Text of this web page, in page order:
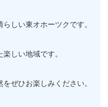
しい東オホーツクです。
しい地域です。
ぜひお楽しみください。